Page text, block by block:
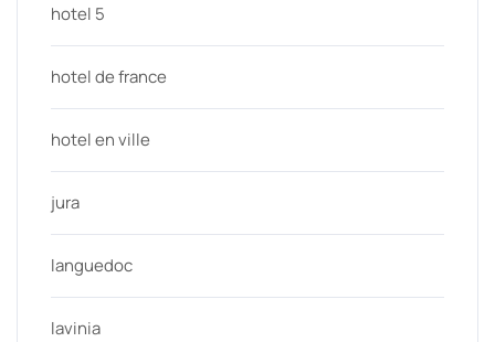
hotel 5
hotel de france
hotel en ville
jura
languedoc
lavinia